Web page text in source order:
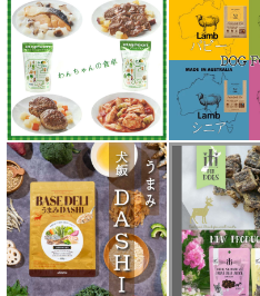
スマイリー Smiley
ソウルメイト SoulMate
ソリッドゴールド Solid Gold
ディアブロ（Deer Blow）
テラカニス TerraCanis
テラフェリス TerraFelis